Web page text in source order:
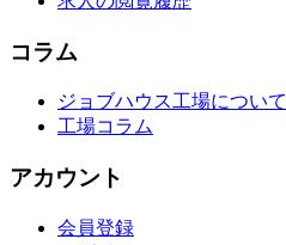
コラム
ジョブハウス工場について
工場コラム
アカウント
会員登録